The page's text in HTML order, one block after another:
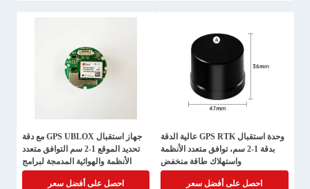
وحدة استقبال GPS RTK عالية الدقة
بدقة 1-2 سم، توافق متعدد الأنظمة
واستهلاك طاقة منخفض
احصل على أفضل سعر
جهاز استقبال GPS UBLOX مع دقة
تحديد الموقع 1-2 سم التوافق متعدد
الأنظمة والهوائية المدمجة لبرامج
الضوء بدون طيار
احصل على أفضل سعر